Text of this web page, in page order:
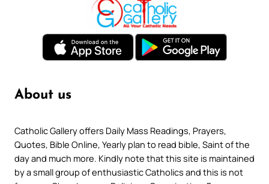
About us
Catholic Gallery offers Daily Mass Readings, Prayers,
Quotes, Bible Online, Yearly plan to read bible, Saint of the
day and much more. Kindly note that this site is maintained
by a small group of enthusiastic Catholics and this is not